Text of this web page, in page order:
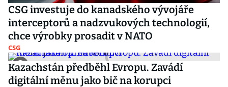
CSG investuje do kanadského vývojáře
interceptorů a nadzvukových technologií,
chce výrobky prosadit v NATO
CSG
Kazachstán předběhl Evropu. Zavádí
digitální měnu jako bič na korupci